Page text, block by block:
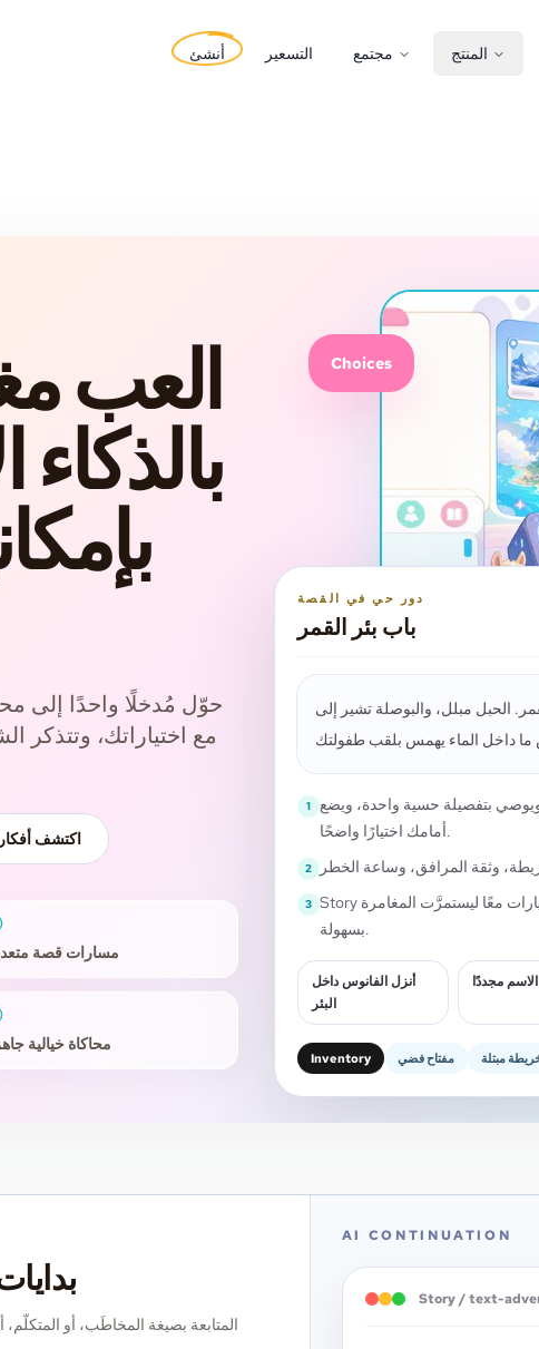
أنشئ التسعير مجتمع المنتج
العب
حوّل مُدخلًا واحدًا إلى
مع اختياراتك، وتتذكر
اكتشف
مسارات قصة
محاكاة خيالية
دور حي في القصة
باب بئر القمر
الحبل مبلل، والبوصلة تشير إلى
1
ويوصي بتفصيلة حسية واحدة، ويضع
أمامك اختيارًا واضحًا.
2
3 Story يحتفظ بالمشهد والملاحظات والاختيارات معًا ليستمرَّت المغامرة
بسهولة.
أنزل الفانوس داخل
البئر
الاسم مجددًا
Inventory مفتاح فضي مبتلة
Choices
AI CONTINUATION
Story / text-